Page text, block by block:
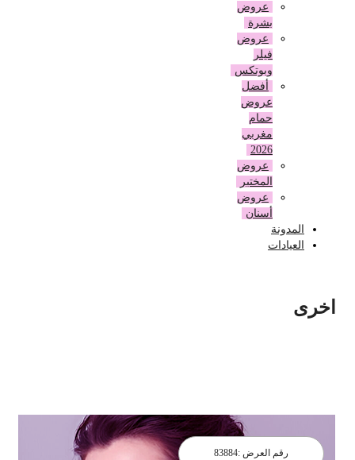
عروض
بشرة
عروض
وبوتكس
أفضل
عروض
حمام
مغربي
2026
عروض
المختبر
عروض
أسنان
المدونة
العيادات
اخرى
رقم العرض : 83884